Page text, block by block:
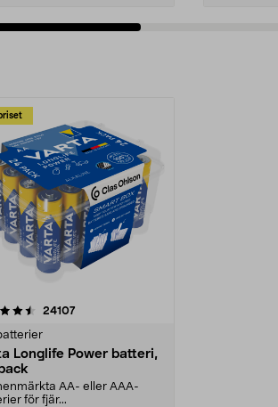
24107recensioner
Longlife Power batteri,
AA- eller AAA-
för fjär...